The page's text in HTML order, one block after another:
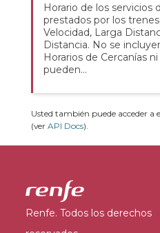
Horario de los servicios
prestados por los
Velocidad, Larga
Distancia. No se
Horarios de Cercanías ni
pueden...
Usted también puede acceder a
(ver API Docs).
Renfe. Todos los derechos